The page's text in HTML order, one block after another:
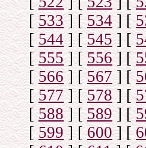
[533] [534] [
[544] [545] [
[555] [556] [
[566] [567] [
[577] [578] [
[588] [589] [
[599] [600] [